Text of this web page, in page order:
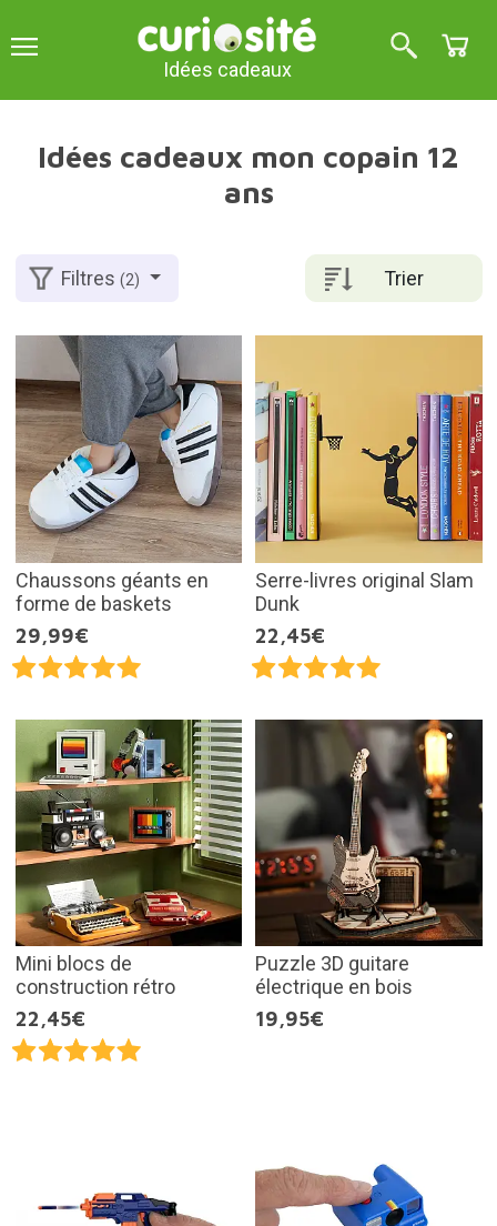
Idées cadeaux
Idées cadeaux mon copain 12
ans
Trier
Filtres(2)
Chaussons géants en
forme de baskets
29,99€
Serre-livres original Slam
Dunk
22,45€
Mini blocs de
construction rétro
22,45€
Puzzle 3D guitare
électrique en bois
19,95€